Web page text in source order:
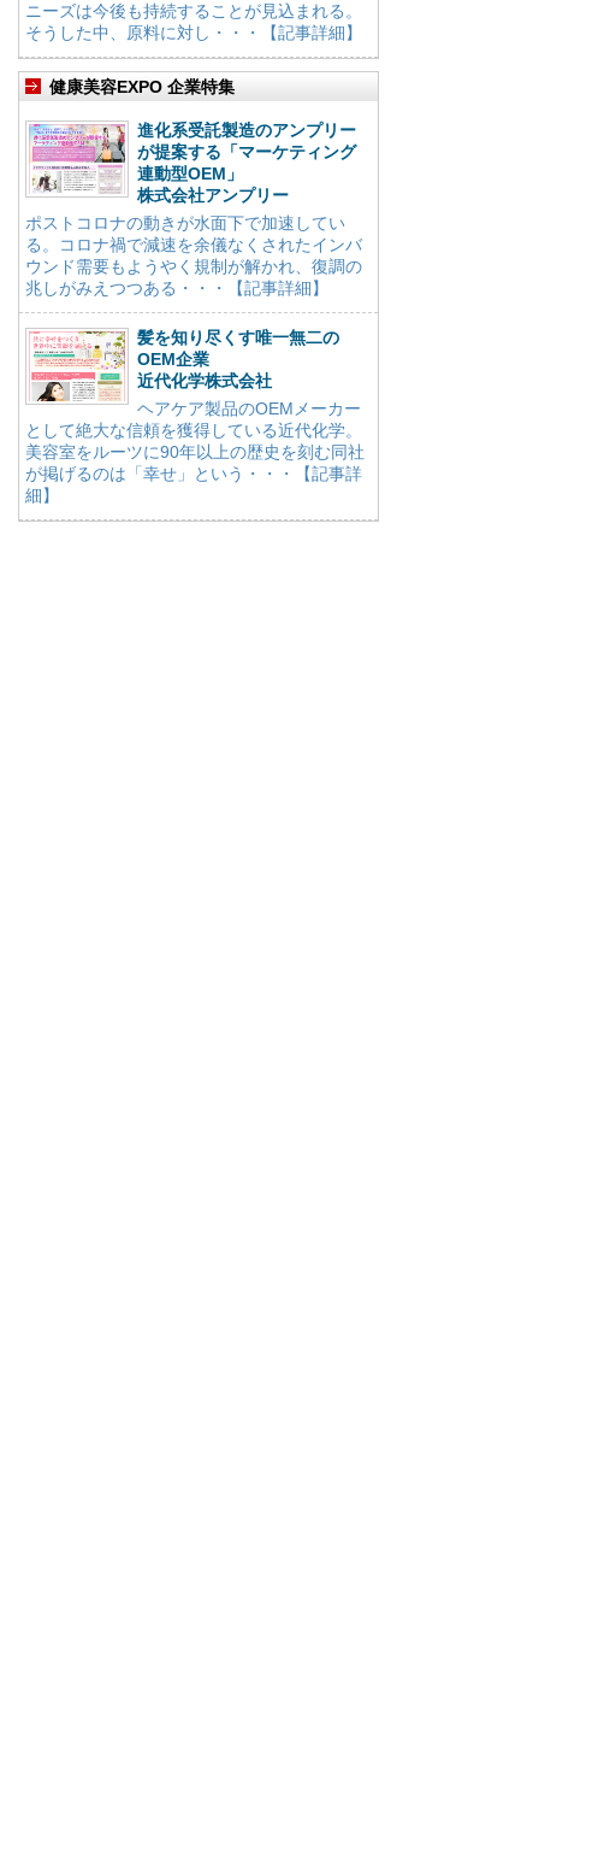
ニーズは今後も持続することが見込まれる。
そうした中、原料に対し・・・【記事詳細】
健康美容EXPO 企業特集
進化系受託製造のアンプリー
が提案する「マーケティング
連動型OEM」
株式会社アンプリー
ポストコロナの動きが水面下で加速してい
る。コロナ禍で減速を余儀なくされたインバ
ウンド需要もようやく規制が解かれ、復調の
兆しがみえつつある・・・【記事詳細】
髪を知り尽くす唯一無二の
OEM企業
近代化学株式会社
ヘアケア製品のOEMメーカー
として絶大な信頼を獲得している近代化学。
美容室をルーツに90年以上の歴史を刻む同社
が掲げるのは「幸せ」という・・・【記事詳
細】